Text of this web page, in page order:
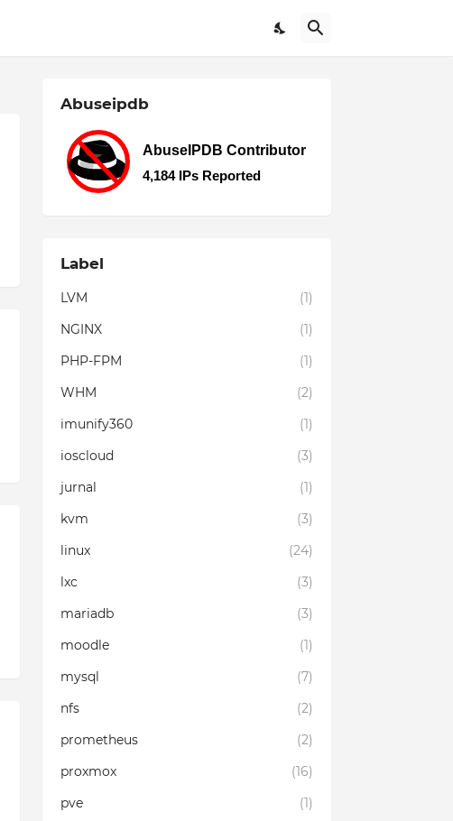
Abuseipdb
Label
LVM
(1)
NGINX
(1)
PHP-FPM
(1)
WHM
(2)
imunify360
(1)
ioscloud
(3)
jurnal
(1)
kvm
(3)
linux
(24)
lxc
(3)
mariadb
(3)
moodle
(1)
mysql
(7)
nfs
(2)
prometheus
(2)
proxmox
(16)
pve
(1)